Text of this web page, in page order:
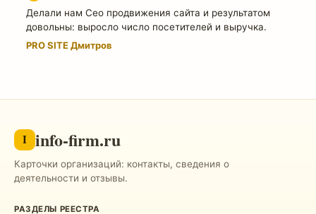
Делали нам Сео продвижения сайта и результатом
довольны: выросло число посетителей и выручка.
PRO SITE Дмитров
I info-firm.ru
Карточки организаций: контакты, сведения о
деятельности и отзывы.
РАЗДЕЛЫ РЕЕСТРА